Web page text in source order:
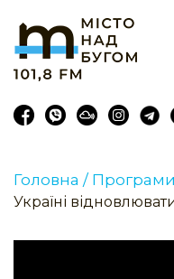
Головна /
Україні